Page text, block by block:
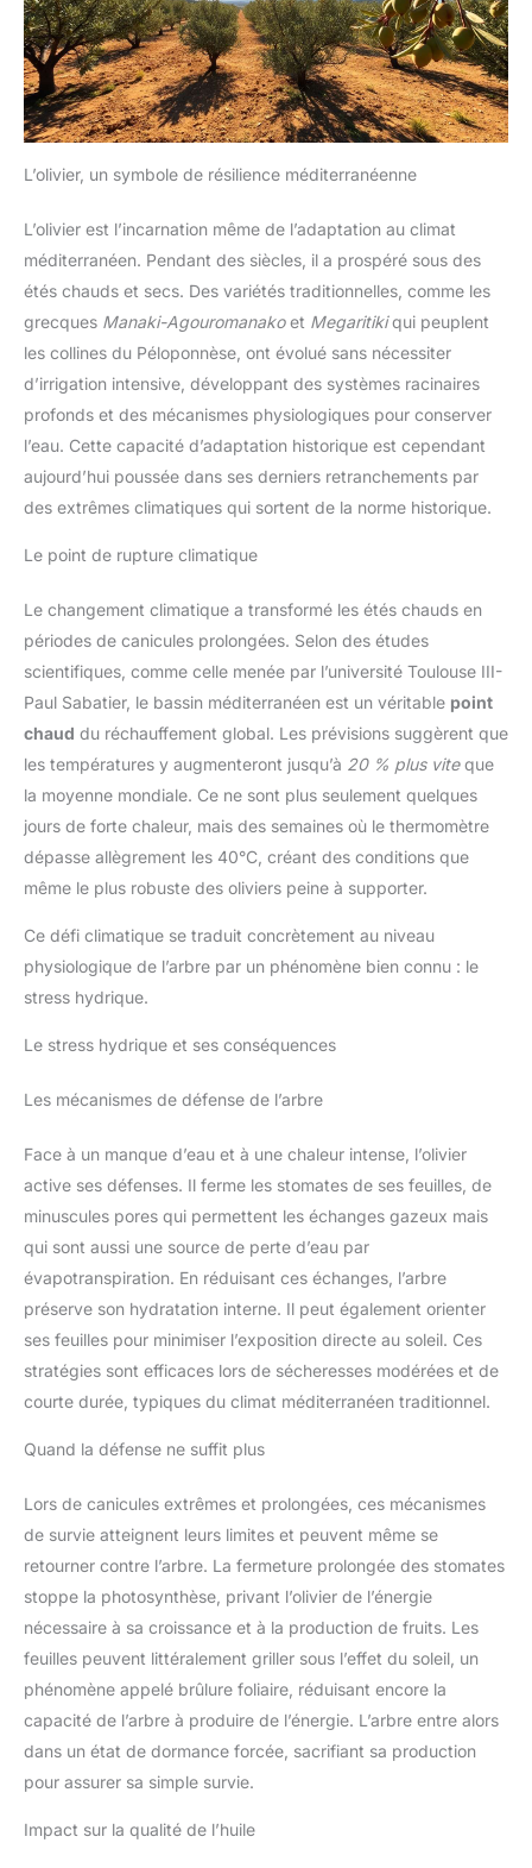
L’olivier, un symbole de résilience méditerranéenne
L’olivier est l’incarnation même de l’adaptation au climat
méditerranéen. Pendant des siècles, il a prospéré sous des
étés chauds et secs. Des variétés traditionnelles, comme les
grecques Manaki-Agouromanakoet Megaritikiqui peuplent
les collines du Péloponnèse, ont évolué sans nécessiter
d’irrigation intensive, développant des systèmes racinaires
profonds et des mécanismes physiologiques pour conserver
l’eau. Cette capacité d’adaptation historique est cependant
aujourd’hui poussée dans ses derniers retranchements par
des extrêmes climatiques qui sortent de la norme historique.
Le point de rupture climatique
Le changement climatique a transformé les étés chauds en
périodes de canicules prolongées. Selon des études
scientifiques, comme celle menée par l’université Toulouse III-
Paul Sabatier, le bassin méditerranéen est un véritable point
chaud du réchauffement global. Les prévisions suggèrent que
les températures y augmenteront jusqu’à 20 % plus viteque
la moyenne mondiale. Ce ne sont plus seulement quelques
jours de forte chaleur, mais des semaines où le thermomètre
dépasse allègrement les 40°C, créant des conditions que
même le plus robuste des oliviers peine à supporter.
Ce défi climatique se traduit concrètement au niveau
physiologique de l’arbre par un phénomène bien connu : le
stress hydrique.
Le stress hydrique et ses conséquences
Les mécanismes de défense de l’arbre
Face à un manque d’eau et à une chaleur intense, l’olivier
active ses défenses. Il ferme les stomates de ses feuilles, de
minuscules pores qui permettent les échanges gazeux mais
qui sont aussi une source de perte d’eau par
évapotranspiration. En réduisant ces échanges, l’arbre
préserve son hydratation interne. Il peut également orienter
ses feuilles pour minimiser l’exposition directe au soleil. Ces
stratégies sont efficaces lors de sécheresses modérées et de
courte durée, typiques du climat méditerranéen traditionnel.
Quand la défense ne suffit plus
Lors de canicules extrêmes et prolongées, ces mécanismes
de survie atteignent leurs limites et peuvent même se
retourner contre l’arbre. La fermeture prolongée des stomates
stoppe la photosynthèse, privant l’olivier de l’énergie
nécessaire à sa croissance et à la production de fruits. Les
feuilles peuvent littéralement griller sous l’effet du soleil, un
phénomène appelé brûlure foliaire, réduisant encore la
capacité de l’arbre à produire de l’énergie. L’arbre entre alors
dans un état de dormance forcée, sacrifiant sa production
pour assurer sa simple survie.
Impact sur la qualité de l’huile